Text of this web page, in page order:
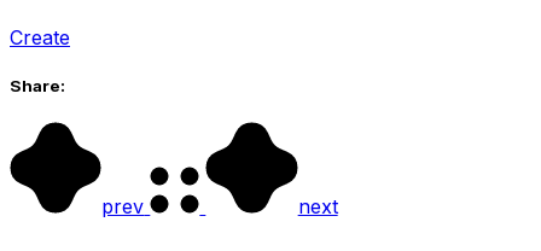
Create
Share:
prev next